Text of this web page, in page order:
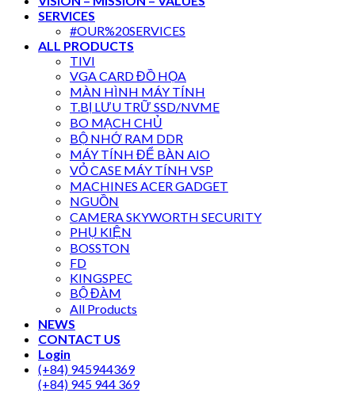
SERVICES
#OUR%20SERVICES
ALL PRODUCTS
TIVI
VGA CARD ĐỒ HỌA
MÀN HÌNH MÁY TÍNH
T.BỊ LƯU TRỮ SSD/NVME
BO MẠCH CHỦ
BỘ NHỚ RAM DDR
MÁY TÍNH ĐỂ BÀN AIO
VỎ CASE MÁY TÍNH VSP
MACHINES ACER GADGET
NGUỒN
CAMERA SKYWORTH SECURITY
PHỤ KIỆN
BOSSTON
FD
KINGSPEC
BỘ ĐÀM
All Products
NEWS
CONTACT US
Login
(+84) 945944369
(+84) 945 944 369